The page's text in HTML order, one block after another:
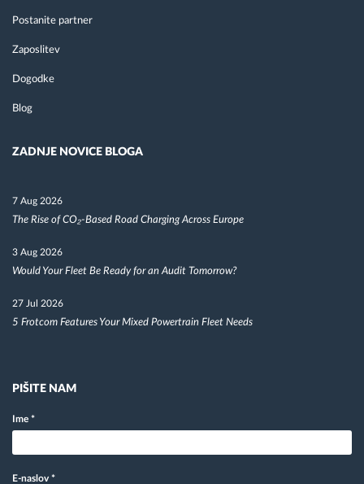
Postanite partner
Zaposlitev
Dogodke
Blog
ZADNJE NOVICE BLOGA
7 Aug 2026
The Rise of CO₂-Based Road Charging Across Europe
3 Aug 2026
Would Your Fleet Be Ready for an Audit Tomorrow?
27 Jul 2026
5 Frotcom Features Your Mixed Powertrain Fleet Needs
PIŠITE NAM
Ime *
E-naslov *